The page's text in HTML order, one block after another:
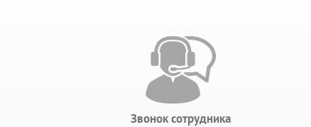
Звонок сотрудника